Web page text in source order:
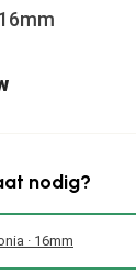
nodig?
· 16mm